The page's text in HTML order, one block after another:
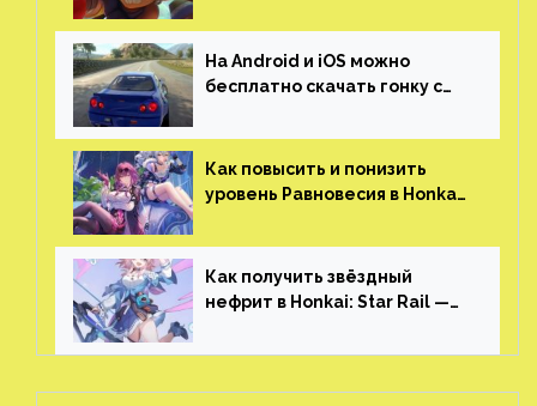
На Android и iOS можно
бесплатно скачать гонку с
который больше, чем в
Skyrim и GTA: San Andreas
Как повысить и понизить
уровень Равновесия в Honkai:
Как получить звёздный
нефрит в Honkai: Star Rail —